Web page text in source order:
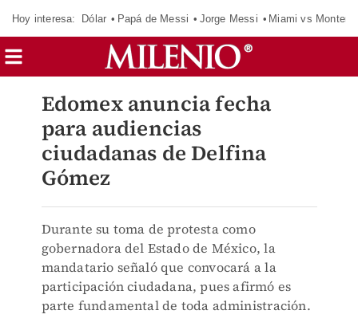
Hoy interesa: Dólar Papá de Messi Jorge Messi Miami vs
Edomex anuncia fecha
para audiencias
ciudadanas de Delfina
Gómez
Durante su toma de protesta como
gobernadora del Estado de México, la
mandatario señaló que convocará a la
participación ciudadana, pues afirmó es
parte fundamental de toda administración.